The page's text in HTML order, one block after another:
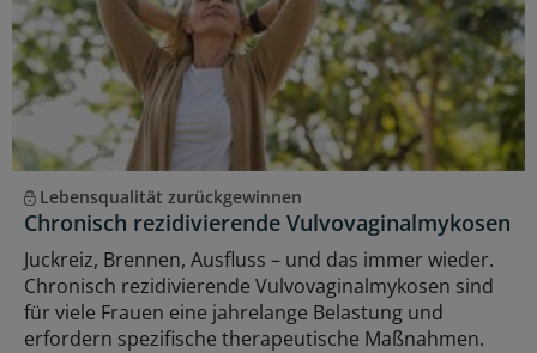
Lebensqualität zurückgewinnen
Chronisch rezidivierende Vulvovaginalmykosen
Juckreiz, Brennen, Ausfluss – und das immer wieder.
Chronisch rezidivierende Vulvovaginalmykosen sind
für viele Frauen eine jahrelange Belastung und
erfordern spezifische therapeutische Maßnahmen.